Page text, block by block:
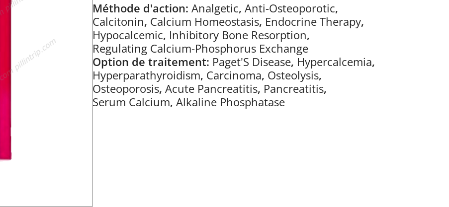
Méthode d'action: Analgetic, Anti-Osteoporotic,
Calcitonin, Calcium Homeostasis, Endocrine Therapy,
Hypocalcemic, Inhibitory Bone Resorption,
Regulating Calcium-Phosphorus Exchange
Option de traitement: Paget'S Disease, Hypercalcemia,
Hyperparathyroidism, Carcinoma, Osteolysis,
Osteoporosis, Acute Pancreatitis, Pancreatitis,
Serum Calcium, Alkaline Phosphatase